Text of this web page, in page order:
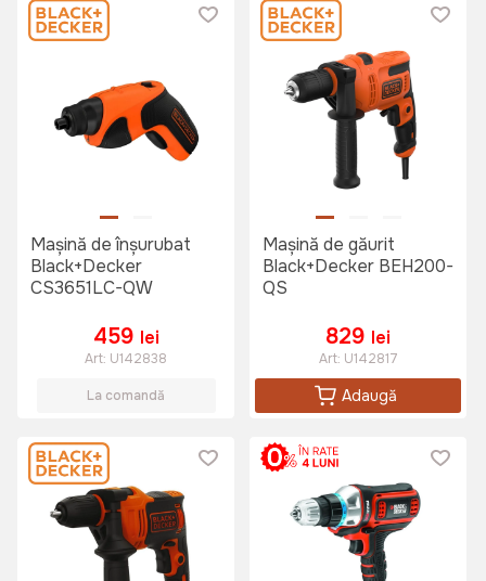
Mașină de înşurubat
Black+Decker
CS3651LC-QW
459 lei
Art: U142838
La comandă
Mașină de găurit
Black+Decker BEH200-
QS
829 lei
Art: U142817
Adaugă